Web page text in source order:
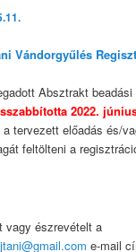
Vándorgyűlés
Absztrakt
2022.
tervezett előadás és/
feltölteni a
vagy észrevételt a
e-mail